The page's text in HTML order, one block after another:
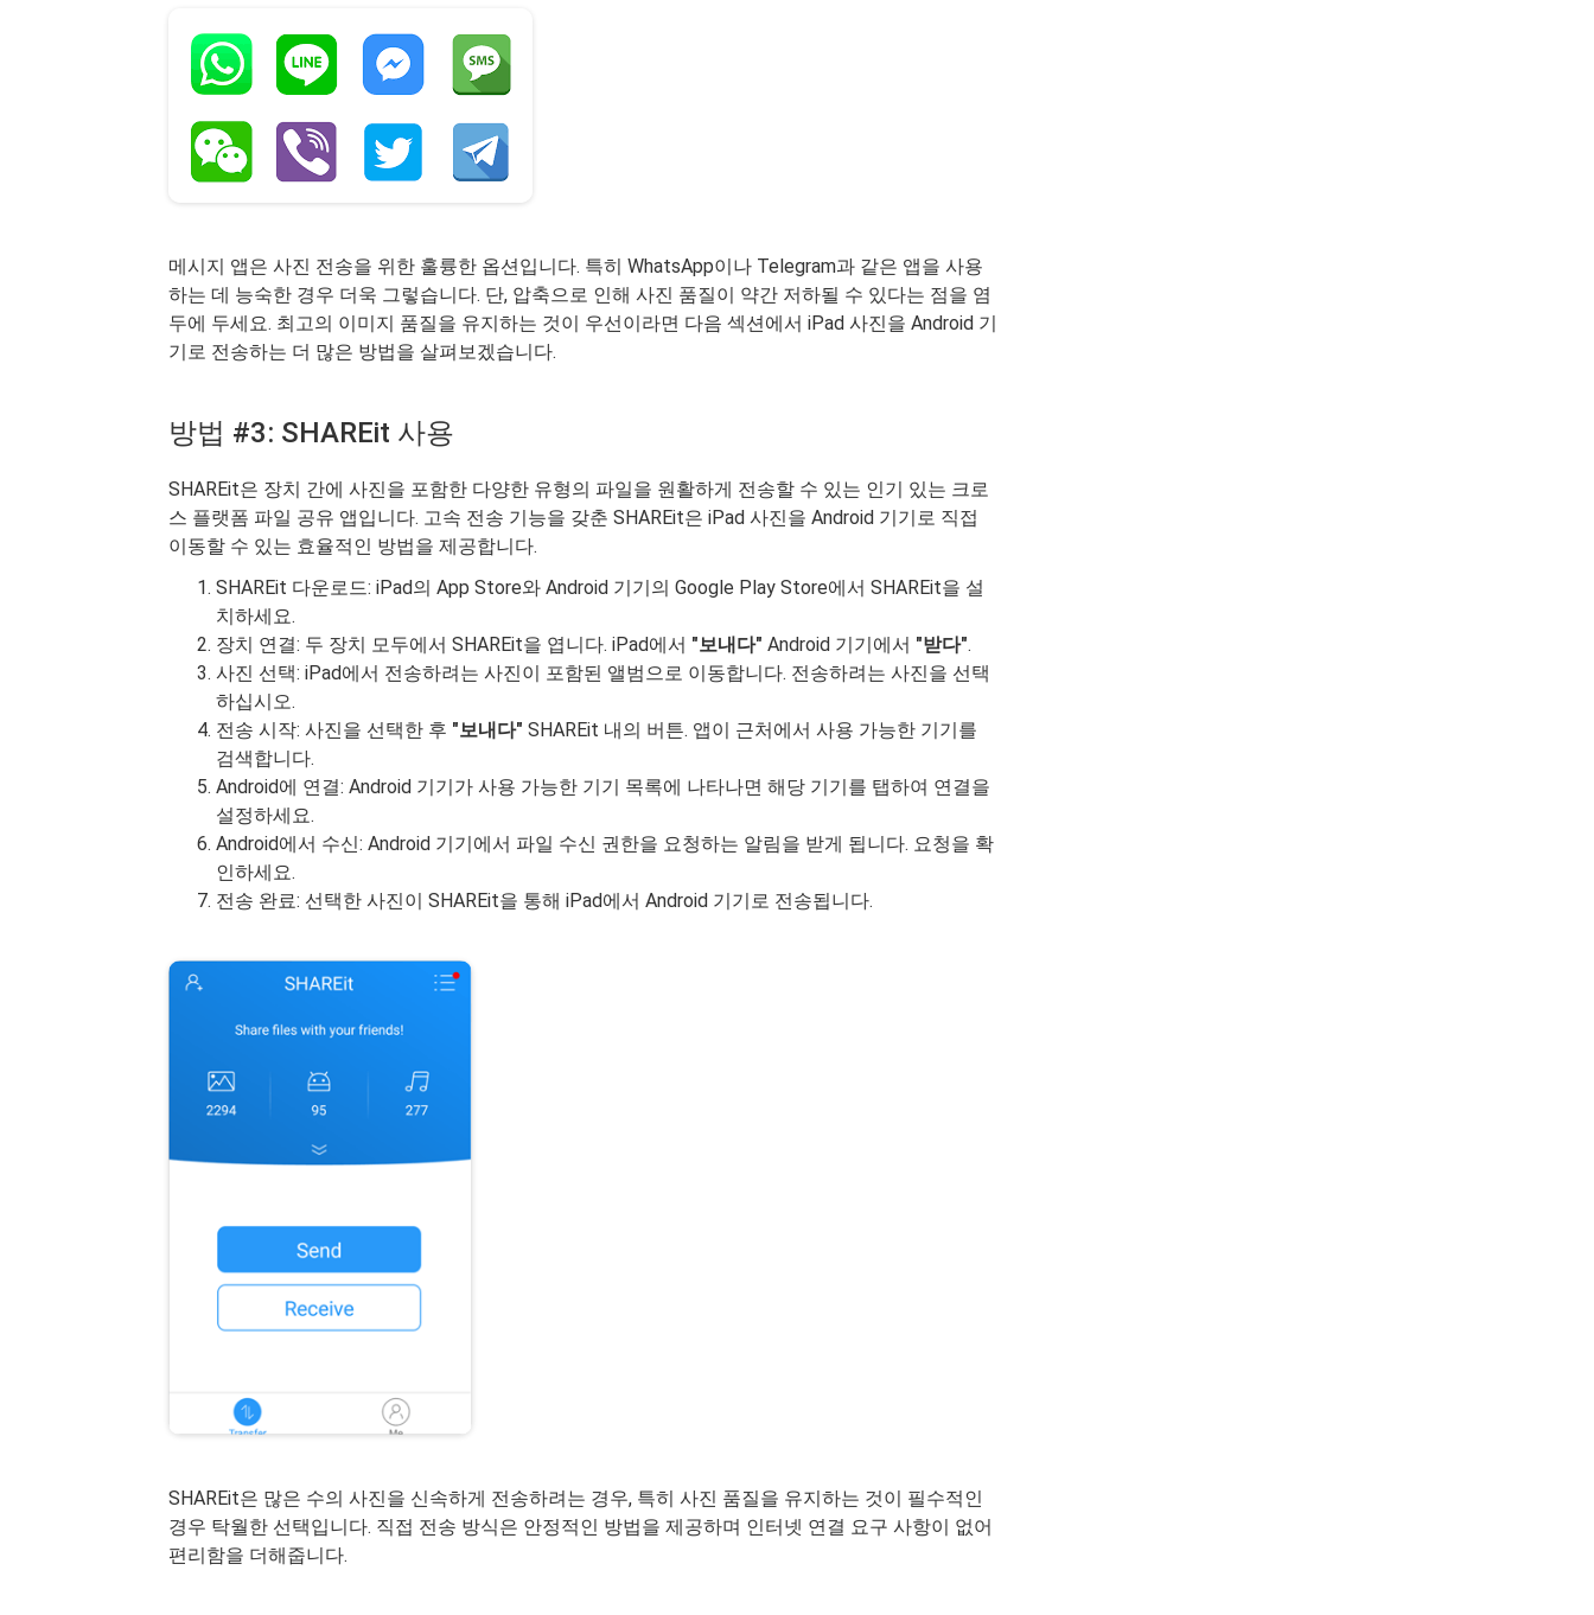
메시지 앱은 사진 전송을 위한 훌륭한 옵션입니다. 특히 WhatsApp이나 Telegram과 같은 앱을 사용
하는 데 능숙한 경우 더욱 그렇습니다. 단, 압축으로 인해 사진 품질이 약간 저하될 수 있다는 점을 염
두에 두세요. 최고의 이미지 품질을 유지하는 것이 우선이라면 다음 섹션에서 iPad 사진을 Android 기
기로 전송하는 더 많은 방법을 살펴보겠습니다.
방법 #3: SHAREit 사용
SHAREit은 장치 간에 사진을 포함한 다양한 유형의 파일을 원활하게 전송할 수 있는 인기 있는 크로
스 플랫폼 파일 공유 앱입니다. 고속 전송 기능을 갖춘 SHAREit은 iPad 사진을 Android 기기로 직접
이동할 수 있는 효율적인 방법을 제공합니다.
SHAREit 다운로드: iPad의 App Store와 Android 기기의 Google Play Store에서 SHAREit을 설
치하세요.
장치 연결: 두 장치 모두에서 SHAREit을 엽니다. iPad에서 "보내다" Android 기기에서 "받다".
사진 선택: iPad에서 전송하려는 사진이 포함된 앨범으로 이동합니다. 전송하려는 사진을 선택
하십시오.
전송 시작: 사진을 선택한 후 "보내다" SHAREit 내의 버튼. 앱이 근처에서 사용 가능한 기기를
검색합니다.
Android에 연결: Android 기기가 사용 가능한 기기 목록에 나타나면 해당 기기를 탭하여 연결을
설정하세요.
Android에서 수신: Android 기기에서 파일 수신 권한을 요청하는 알림을 받게 됩니다. 요청을 확
인하세요.
전송 완료: 선택한 사진이 SHAREit을 통해 iPad에서 Android 기기로 전송됩니다.
SHAREit은 많은 수의 사진을 신속하게 전송하려는 경우, 특히 사진 품질을 유지하는 것이 필수적인
경우 탁월한 선택입니다. 직접 전송 방식은 안정적인 방법을 제공하며 인터넷 연결 요구 사항이 없어
편리함을 더해줍니다.